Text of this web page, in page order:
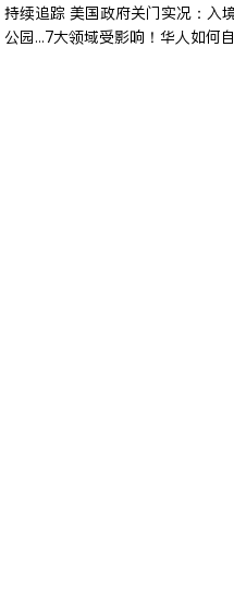
持续追踪 美国政府关门实况：入
公园...7大领域受影响！华人如何